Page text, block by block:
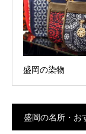
盛岡の染物
盛岡の名所・お